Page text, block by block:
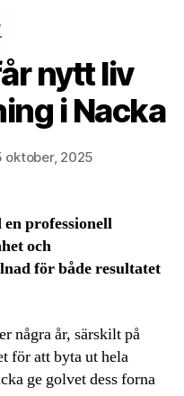
nytt liv
i Nacka
oktober, 2025
professionell
och
för både resultatet
några år, särskilt på
för att byta ut hela
ge golvet dess forna